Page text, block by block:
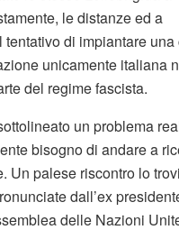
le distanze ed a
tentativo di impiantare una
unicamente italiana
del regime fascista.
un problema
bisogno di andare a
Un palese riscontro lo
dall’ex
delle Nazioni